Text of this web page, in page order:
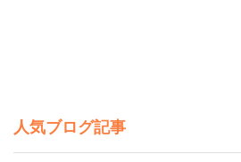
人気ブログ記事